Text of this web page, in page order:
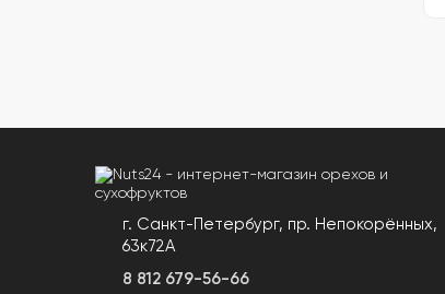
г. Санкт-Петербург, пр. Непокорённых,
63к72А
8 812 679-56-66